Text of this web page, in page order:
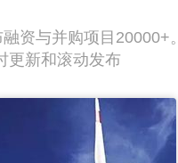
资与并购项目20000+。
更新和滚动发布